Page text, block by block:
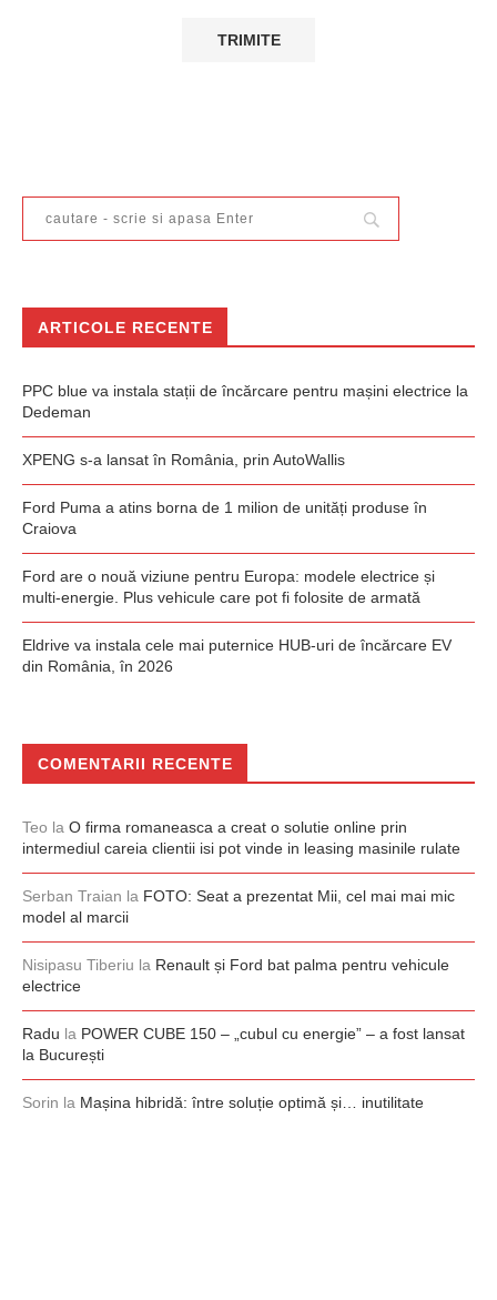
ARTICOLE RECENTE
PPC blue va instala stații de încărcare pentru mașini electrice la
Dedeman
XPENG s-a lansat în România, prin AutoWallis
Ford Puma a atins borna de 1 milion de unități produse în
Craiova
Ford are o nouă viziune pentru Europa: modele electrice și
multi-energie. Plus vehicule care pot fi folosite de armată
Eldrive va instala cele mai puternice HUB-uri de încărcare EV
din România, în 2026
COMENTARII RECENTE
Teo la O firma romaneasca a creat o solutie online prin
intermediul careia clientii isi pot vinde in leasing masinile rulate
Serban Traian la FOTO: Seat a prezentat Mii, cel mai mai mic
model al marcii
Nisipasu Tiberiu la Renault și Ford bat palma pentru vehicule
electrice
Radu la POWER CUBE 150 – „cubul cu energie” – a fost lansat
la București
Sorin la Mașina hibridă: între soluție optimă și… inutilitate